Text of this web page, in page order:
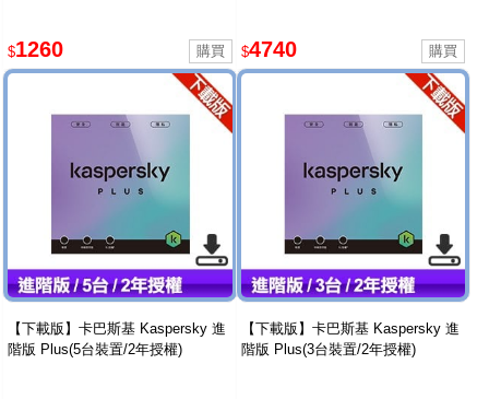
$1260 $4740
【下載版】卡巴斯基 Kaspersky 進
階版 Plus(5台裝置/2年授權)
【下載版】卡巴斯基 Kaspersky 進
階版 Plus(3台裝置/2年授權)